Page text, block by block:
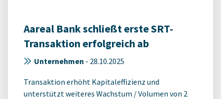
Aareal Bank schließt erste SRT-
Transaktion erfolgreich ab
Unternehmen - 28.10.2025
Transaktion erhöht Kapitaleffizienz und
unterstützt weiteres Wachstum / Volumen von 2